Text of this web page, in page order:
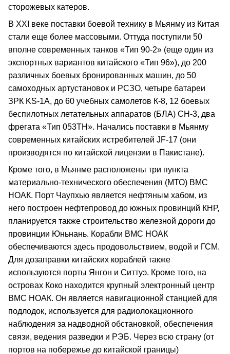
сторожевых катеров.
В ХХI веке поставки боевой технику в Мьянму из Китая
стали еще более массовыми. Оттуда поступили 50
вполне современных танков «Тип 90-2» (еще один из
экспортных вариантов китайского «Тип 96»), до 200
различных боевых бронированных машин, до 50
самоходных артустановок и РСЗО, четыре батареи
ЗРК KS-1А, до 60 учебных самолетов К-8, 12 боевых
беспилотных летательных аппаратов (БЛА) СН-3, два
фрегата «Тип 053ТН». Начались поставки в Мьянму
современных китайских истребителей JF-17 (они
производятся по китайской лицензии в Пакистане).
Кроме того, в Мьянме расположены три пункта
материально-технического обеспечения (МТО) ВМС
НОАК. Порт Чаупхью является нефтяным хабом, из
него построен нефтепровод до южных провинций КНР,
планируется также строительство железной дороги до
провинции Юньнань. Корабли ВМС НОАК
обеспечиваются здесь продовольствием, водой и ГСМ.
Для дозаправки китайских кораблей также
используются порты Янгон и Ситтуэ. Кроме того, на
островах Коко находится крупный электронный центр
ВМС НОАК. Он является навигационной станцией для
подлодок, используется для радиолокационного
наблюдения за надводной обстановкой, обеспечения
связи, ведения разведки и РЭБ. Через всю страну (от
портов на побережье до китайской границы)